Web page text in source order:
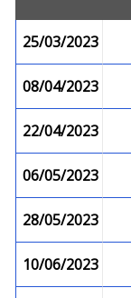
25/03/2023
08/04/2023
22/04/2023
06/05/2023
28/05/2023
10/06/2023